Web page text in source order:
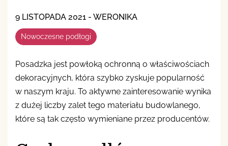
9 LISTOPADA 2021 - WERONIKA
Nowoczesne podłogi
Posadzka jest powłoką ochronną o właściwościach
dekoracyjnych, która szybko zyskuje popularność
w naszym kraju. To aktywne zainteresowanie wynika
z dużej liczby zalet tego materiału budowlanego,
które są tak często wymieniane przez producentów.